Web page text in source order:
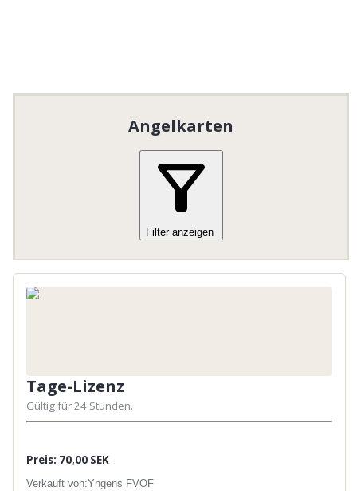
Angelkarten
Filter anzeigen
Tage-Lizenz
Gültig für 24 Stunden.
Preis: 70,00 SEK
Verkauft von:Yngens FVOF